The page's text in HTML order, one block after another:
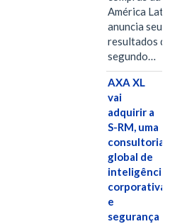
América Latina
anuncia seus
resultados do
segundo…
AXA XL
vai
adquirir a
S-RM, uma
consultoria
global de
inteligência
corporativa
e
segurança